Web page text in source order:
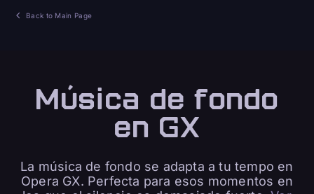
Back to Main Page
Música de fondo
en GX
La música de fondo se adapta a tu tempo en
Opera GX. Perfecta para esos momentos en